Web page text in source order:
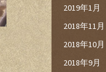
2019年1月
2018年11月
2018年10月
2018年9月